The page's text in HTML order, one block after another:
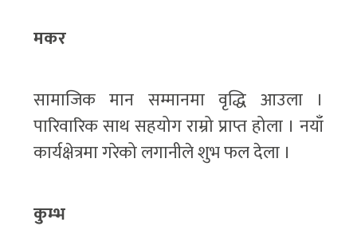
मकर
सामाजिक मान सम्मानमा वृद्धि आउला ।
पारिवारिक साथ सहयोग राम्रो प्राप्त होला । नयाँ
कार्यक्षेत्रमा गरेको लगानीले शुभ फल देला ।
कुम्भ